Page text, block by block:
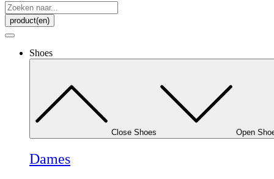
Search
...product(en)
Shoes
Close Shoes Open
Dames